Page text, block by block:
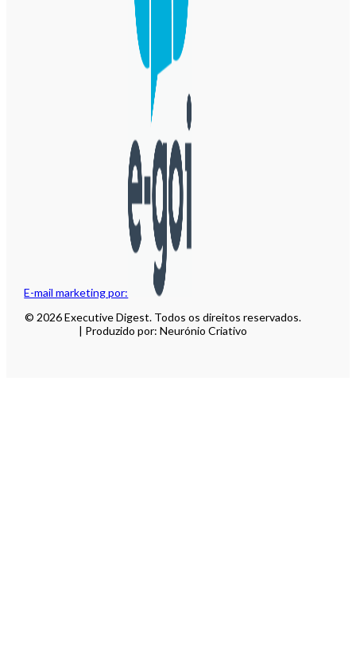
E-mail marketing por:
© 2026 Executive Digest. Todos os direitos reservados.
| Produzido por: Neurónio Criativo